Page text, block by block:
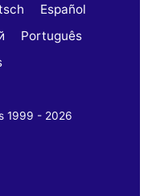
Español
Português
1999 - 2026